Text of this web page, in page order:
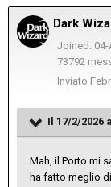
Dark
Joined:
73792
Inviato
Il 17/2/2026
Mah, il Porto mi
ha fatto meglio